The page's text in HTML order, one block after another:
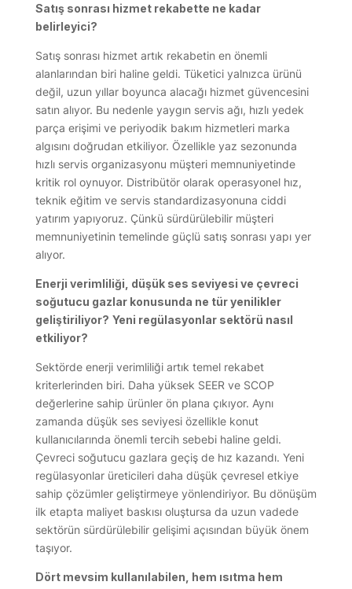
Satış sonrası hizmet rekabette ne kadar
belirleyici?
Satış sonrası hizmet artık rekabetin en önemli
alanlarından biri haline geldi. Tüketici yalnızca ürünü
değil, uzun yıllar boyunca alacağı hizmet güvencesini
satın alıyor. Bu nedenle yaygın servis ağı, hızlı yedek
parça erişimi ve periyodik bakım hizmetleri marka
algısını doğrudan etkiliyor. Özellikle yaz sezonunda
hızlı servis organizasyonu müşteri memnuniyetinde
kritik rol oynuyor. Distribütör olarak operasyonel hız,
teknik eğitim ve servis standardizasyonuna ciddi
yatırım yapıyoruz. Çünkü sürdürülebilir müşteri
memnuniyetinin temelinde güçlü satış sonrası yapı yer
alıyor.
Enerji verimliliği, düşük ses seviyesi ve çevreci
soğutucu gazlar konusunda ne tür yenilikler
geliştiriliyor? Yeni regülasyonlar sektörü nasıl
etkiliyor?
Sektörde enerji verimliliği artık temel rekabet
kriterlerinden biri. Daha yüksek SEER ve SCOP
değerlerine sahip ürünler ön plana çıkıyor. Aynı
zamanda düşük ses seviyesi özellikle konut
kullanıcılarında önemli tercih sebebi haline geldi.
Çevreci soğutucu gazlara geçiş de hız kazandı. Yeni
regülasyonlar üreticileri daha düşük çevresel etkiye
sahip çözümler geliştirmeye yönlendiriyor. Bu dönüşüm
ilk etapta maliyet baskısı oluştursa da uzun vadede
sektörün sürdürülebilir gelişimi açısından büyük önem
taşıyor.
Dört mevsim kullanılabilen, hem ısıtma hem